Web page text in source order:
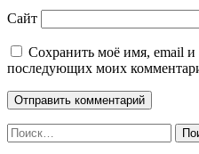
Сайт
Сохранить моё имя, email и
последующих моих
Найти: